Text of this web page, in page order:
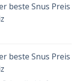
beste Snus Preis
beste Snus Preis